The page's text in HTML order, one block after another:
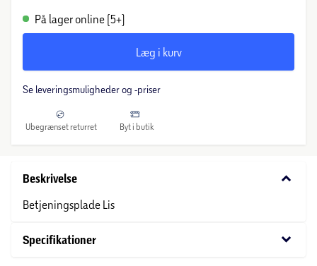
På lager online (5+)
Læg i kurv
Se leveringsmuligheder og -priser
Ubegrænset returret Byt i butik
Beskrivelse keyboard_arrow_down
Betjeningsplade Lis
Specifikationer keyboard_arrow_down